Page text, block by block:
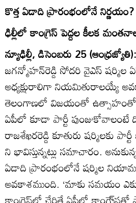
కొత్త ఏడాది ప్రారంభంలోనే నిర్ణయం?
ఢిల్లీలో కాంగ్రెస్‌ పెద్దల కీలక
న్యూఢిల్లీ, డిసెంబరు 25 (ఆంధ్రజ్యోతి):
జగన్మోహన్‌రెడ్డి సోదరి వైఎస్‌ షర్మిల
అధ్యక్షురాలిగా నియమితురాలయ్యే
తెలంగాణలో విజయంతో ఉత్సాహంతో
ఏపీలో కూడా పార్టీ పుంజుకోవాలంటే
రాజశేఖరరెడ్డి కూతురు షర్మిలకు
ని భావిస్తున్నట్లు సమాచారం.
ఏడాది ప్రారంభంలోనే షర్మిల
అవకాశముంది. ‘మాకు సమయం